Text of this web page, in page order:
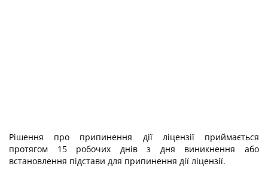
Рішення про припинення дії ліцензії приймається
протягом 15 робочих днів з дня виникнення або
встановлення підстави для припинення дії ліцензії.